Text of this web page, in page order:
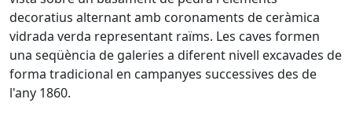
decoratius alternant amb coronaments de ceràmica
vidrada verda representant raïms. Les caves formen
una seqüència de galeries a diferent nivell excavades de
forma tradicional en campanyes successives des de
l'any 1860.